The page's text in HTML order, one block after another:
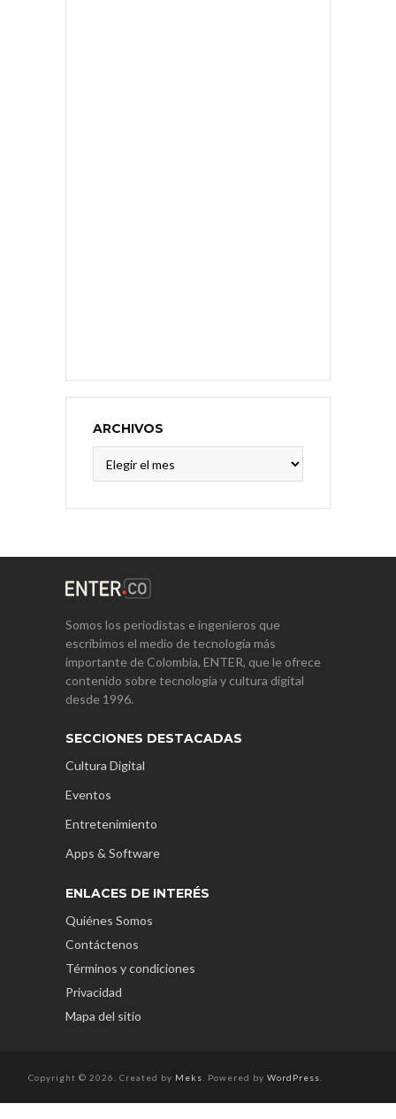
ARCHIVOS
Somos los periodistas e ingenieros que
escribimos el medio de tecnología más
importante de Colombia, ENTER, que le ofrece
contenido sobre tecnología y cultura digital
desde 1996.
SECCIONES DESTACADAS
Cultura Digital
Eventos
Entretenimiento
Apps & Software
ENLACES DE INTERÉS
Quiénes Somos
Contáctenos
Términos y condiciones
Privacidad
Mapa del sitio
Copyright © 2026. Created by Meks . Powered by WordPress